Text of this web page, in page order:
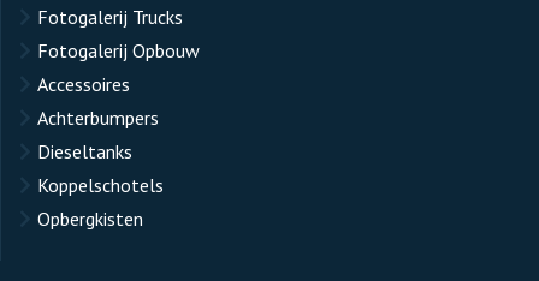
Fotogalerij Trucks
Fotogalerij Opbouw
Accessoires
Achterbumpers
Dieseltanks
Koppelschotels
Opbergkisten